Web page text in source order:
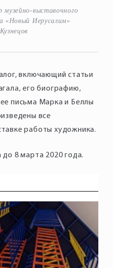
музейно-выставочного
«Новый Иерусалим»
включающий статьи
его биографию,
письма Марка и Беллы
все
работы художника.
8 марта 2020 года.